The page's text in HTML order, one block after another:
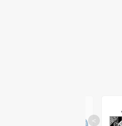
<